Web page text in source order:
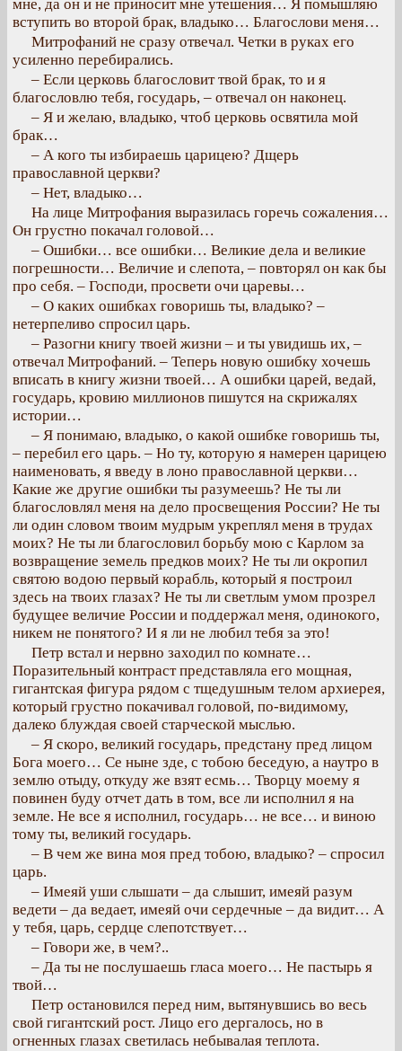
мне, да он и не приносит мне утешения… Я помышляю
вступить во второй брак, владыко… Благослови меня…
Митрофаний не сразу отвечал. Четки в руках его
усиленно перебирались.
– Если церковь благословит твой брак, то и я
благословлю тебя, государь, – отвечал он наконец.
– Я и желаю, владыко, чтоб церковь освятила мой
брак…
– А кого ты избираешь царицею? Дщерь
православной церкви?
– Нет, владыко…
На лице Митрофания выразилась горечь сожаления…
Он грустно покачал головой…
– Ошибки… все ошибки… Великие дела и великие
погрешности… Величие и слепота, – повторял он как бы
про себя. – Господи, просвети очи царевы…
– О каких ошибках говоришь ты, владыко? –
нетерпеливо спросил царь.
– Разогни книгу твоей жизни – и ты увидишь их, –
отвечал Митрофаний. – Теперь новую ошибку хочешь
вписать в книгу жизни твоей… А ошибки царей, ведай,
государь, кровию миллионов пишутся на скрижалях
истории…
– Я понимаю, владыко, о какой ошибке говоришь ты,
– перебил его царь. – Но ту, которую я намерен царицею
наименовать, я введу в лоно православной церкви…
Какие же другие ошибки ты разумеешь? Не ты ли
благословлял меня на дело просвещения России? Не ты
ли один словом твоим мудрым укреплял меня в трудах
моих? Не ты ли благословил борьбу мою с Карлом за
возвращение земель предков моих? Не ты ли окропил
святою водою первый корабль, который я построил
здесь на твоих глазах? Не ты ли светлым умом прозрел
будущее величие России и поддержал меня, одинокого,
никем не понятого? И я ли не любил тебя за это!
Петр встал и нервно заходил по комнате…
Поразительный контраст представляла его мощная,
гигантская фигура рядом с тщедушным телом архиерея,
который грустно покачивал головой, по-видимому,
далеко блуждая своей старческой мыслью.
– Я скоро, великий государь, предстану пред лицом
Бога моего… Се ныне зде, с тобою беседую, а наутро в
землю отыду, откуду же взят есмь… Творцу моему я
повинен буду отчет дать в том, все ли исполнил я на
земле. Не все я исполнил, государь… не все… и виною
тому ты, великий государь.
– В чем же вина моя пред тобою, владыко? – спросил
царь.
– Имеяй уши слышати – да слышит, имеяй разум
ведети – да ведает, имеяй очи сердечные – да видит… А
у тебя, царь, сердце слепотствует…
– Говори же, в чем?..
– Да ты не послушаешь гласа моего… Не пастырь я
твой…
Петр остановился перед ним, вытянувшись во весь
свой гигантский рост. Лицо его дергалось, но в
огненных глазах светилась небывалая теплота.